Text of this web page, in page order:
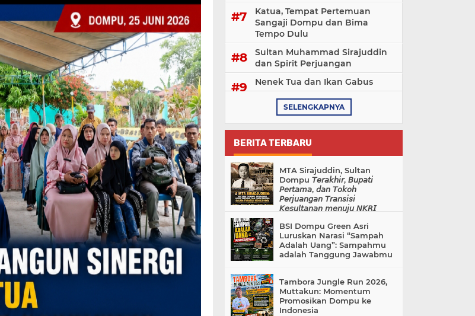
Katua, Tempat Pertemuan
Sangaji Dompu dan Bima
Tempo Dulu
Sultan Muhammad Sirajuddin
dan Spirit Perjuangan
Nenek Tua dan Ikan Gabus
SELENGKAPNYA
BERITA TERBARU
MTA Sirajuddin, Sultan
Dompu 𝘛𝘦𝘳𝘢𝘬𝘩𝘪𝘳, 𝘉𝘶𝘱𝘢𝘵𝘪
𝘗𝘦𝘳𝘵𝘢𝘮𝘢, 𝘥𝘢𝘯 𝘛𝘰𝘬𝘰𝘩
𝘗𝘦𝘳𝘫𝘶𝘢𝘯𝘨𝘢𝘯 𝘛𝘳𝘢𝘯𝘴𝘪𝘴𝘪
𝘒𝘦𝘴𝘶𝘭𝘵𝘢𝘯𝘢𝘯 𝘮𝘦𝘯𝘶𝘫𝘶 𝘕𝘒𝘙𝘐
BSI Dompu Green Asri
Luruskan Narasi “Sampah
Adalah Uang”: Sampahmu
adalah Tanggung Jawabmu
Tambora Jungle Run 2026,
Muttakun: Momentum
Promosikan Dompu ke
Indonesia